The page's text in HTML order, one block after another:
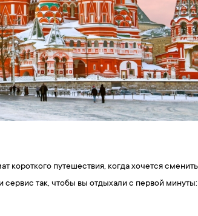
путешествия, когда хочется
так, чтобы вы отдыхали с первой